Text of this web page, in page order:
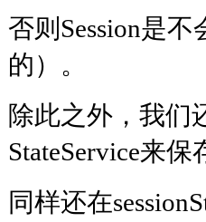
否则Session是
的）。
除此之外，我们
StateService来
同样还在